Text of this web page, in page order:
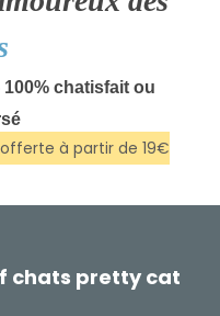
100% chatisfait ou
chats pretty cat